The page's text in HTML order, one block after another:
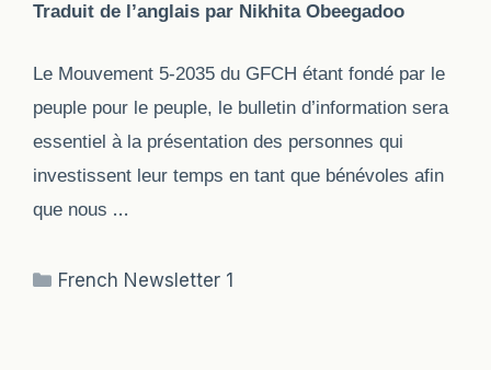
Traduit de l’anglais par Nikhita Obeegadoo
Le Mouvement 5-2035 du GFCH étant fondé par le
peuple pour le peuple, le bulletin d’information sera
essentiel à la présentation des personnes qui
investissent leur temps en tant que bénévoles afin
que nous …
Categories
French Newsletter 1